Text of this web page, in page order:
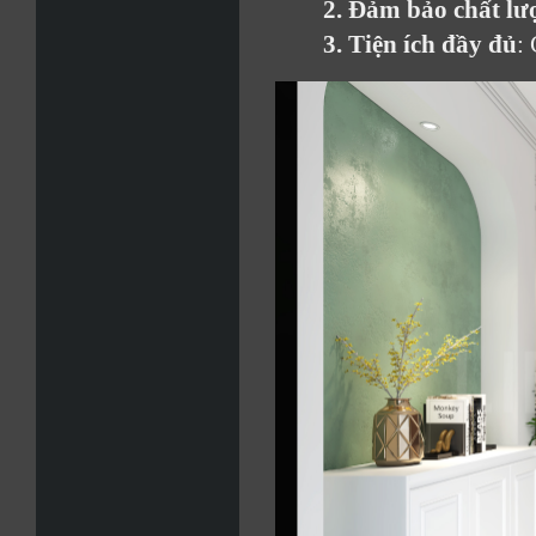
2. Đảm bảo chất
3. Tiện ích đầy đủ: